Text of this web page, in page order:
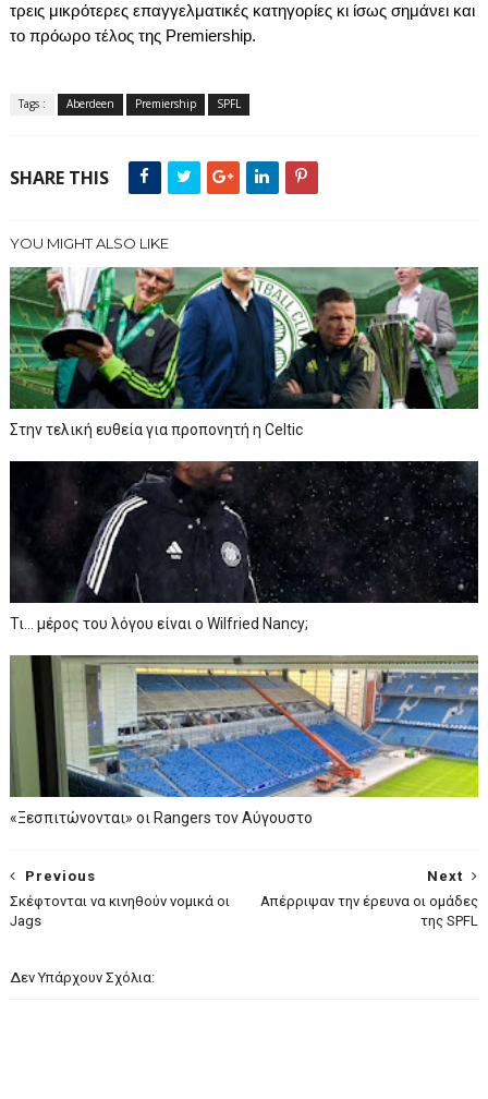
τρεις μικρότερες επαγγελματικές κατηγορίες κι ίσως σημάνει και
το πρόωρο τέλος της Premiership.
Tags : Aberdeen Premiership SPFL
SHARE THIS
YOU MIGHT ALSO LIKE
Στην τελική ευθεία για προπονητή η Celtic
Τι… μέρος του λόγου είναι ο Wilfried Nancy;
«Ξεσπιτώνονται» οι Rangers τον Αύγουστο
Next
Απέρριψαν την έρευνα οι ομάδες
της SPFL
Previous
Σκέφτονται να κινηθούν νομικά οι
Jags
Δεν Υπάρχουν Σχόλια: